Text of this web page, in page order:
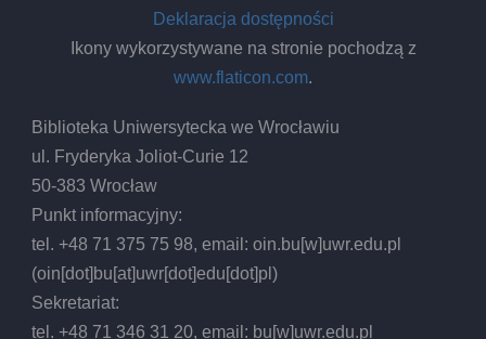
Deklaracja dostępności
Ikony wykorzystywane na stronie pochodzą z
www.flaticon.com.
Biblioteka Uniwersytecka we Wrocławiu
ul. Fryderyka Joliot-Curie 12
50-383 Wrocław
Punkt informacyjny:
tel. +48 71 375 75 98, email:oin.bu[w]uwr.edu.pl
(oin[dot]bu[at]uwr[dot]edu[dot]pl)
Sekretariat:
tel. +48 71 346 31 20, email: bu[w]uwr.edu.pl